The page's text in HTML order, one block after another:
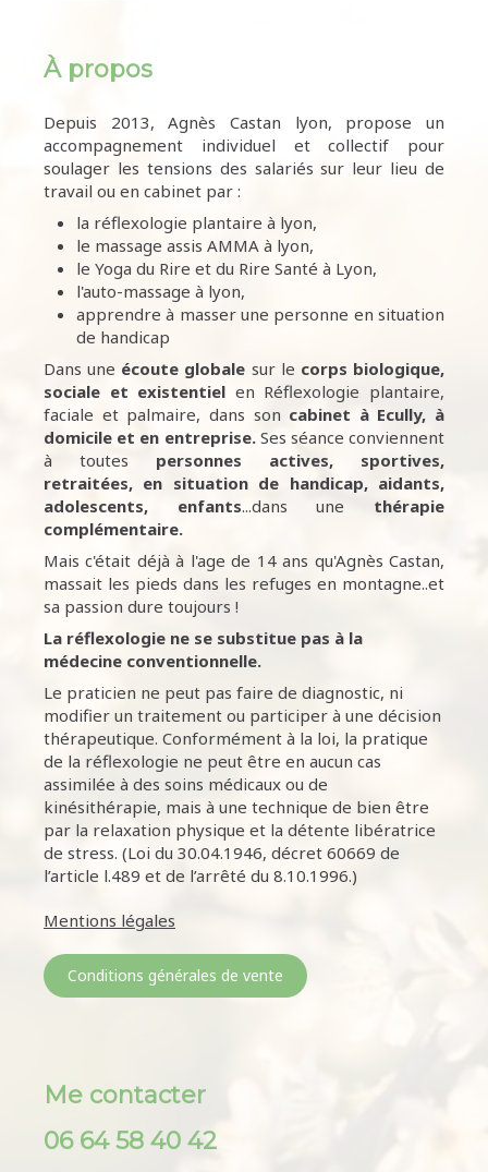
À propos
Depuis 2013, Agnès Castan lyon, propose un
accompagnement individuel et collectif pour
soulager les tensions des salariés sur leur lieu de
travail ou en cabinet par :
la réflexologie plantaire à lyon,
le massage assis AMMA à lyon,
le Yoga du Rire et du Rire Santé à Lyon,
l'auto-massage à lyon,
apprendre à masser une personne en situation
de handicap
Dans une écoute globale sur le corps biologique,
sociale et existentiel en Réflexologie plantaire,
faciale et palmaire, dans son cabinet à Ecully, à
domicile et en entreprise.Ses séance conviennent
à toutes personnes
actives, sportives,
retraitées, en situation de handicap, aidants,
adolescents, enfants...dans une thérapie
complémentaire.
Mais c'était déjà à l'age de 14 ans qu'Agnès Castan,
massait les pieds dans les refuges en montagne..et
sa passion dure toujours !
La réflexologie ne se substitue pas à la
médecine conventionnelle.
Le praticien ne peut pas faire de diagnostic, ni
modifier un traitement ou participer à une décision
thérapeutique. Conformément à la loi, la pratique
de la réflexologie ne peut être en aucun cas
assimilée à des soins médicaux ou de
kinésithérapie, mais à une technique de bien être
par la relaxation physique et la détente libératrice
de stress. (Loi du 30.04.1946, décret 60669 de
l’article l.489 et de l’arrêté du 8.10.1996.)
Mentions légales
Conditions générales de vente
Me contacter
06 64 58 40 42